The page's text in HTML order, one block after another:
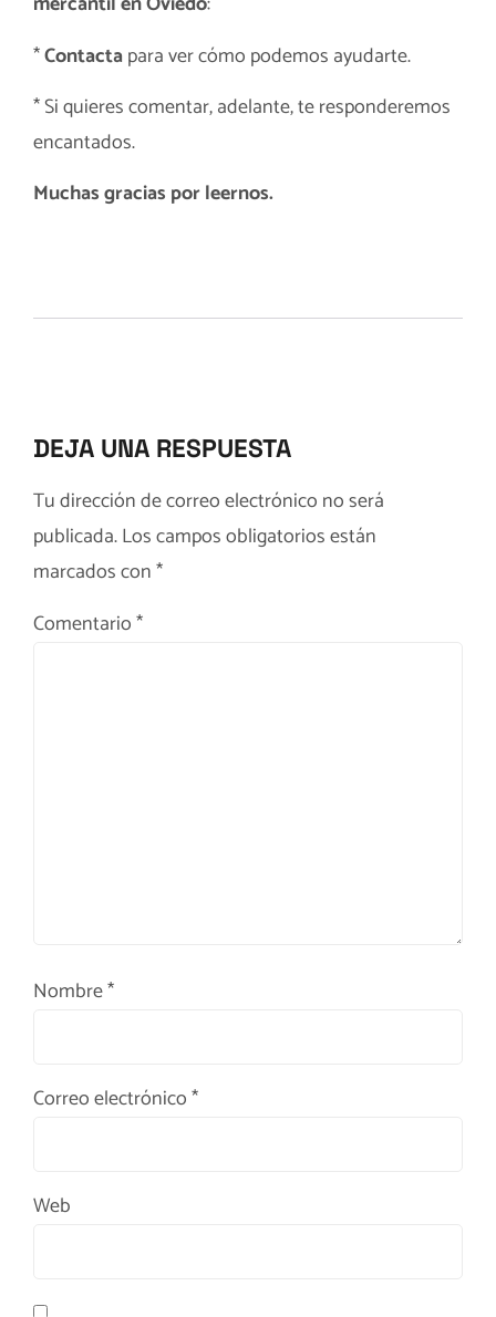
*Contactapara ver cómo podemos ayudarte.
* Si quieres comentar, adelante, te responderemos
encantados.
Muchas gracias por leernos.
DEJA UNA RESPUESTA
Tu dirección de correo electrónico no será
publicada.Los campos obligatorios están
marcados con*
Comentario*
Nombre*
Correo electrónico*
Web